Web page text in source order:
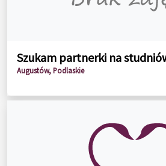
Szukam partnerki na
Augustów, Podlaskie